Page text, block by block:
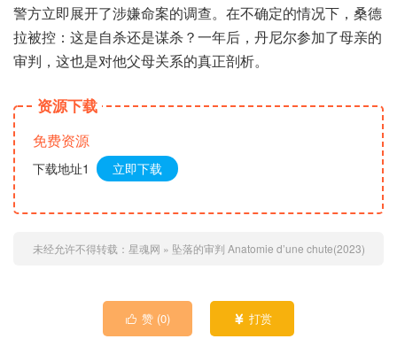
警方立即展开了涉嫌命案的调查。在不确定的情况下，桑德
拉被控：这是自杀还是谋杀？一年后，丹尼尔参加了母亲的
审判，这也是对他父母关系的真正剖析。
资源下载
免费资源
下载地址1 立即下载
未经允许不得转载： 星魂网 » 坠落的审判 Anatomie d’une chute(2023)
 赞 (0)  打赏